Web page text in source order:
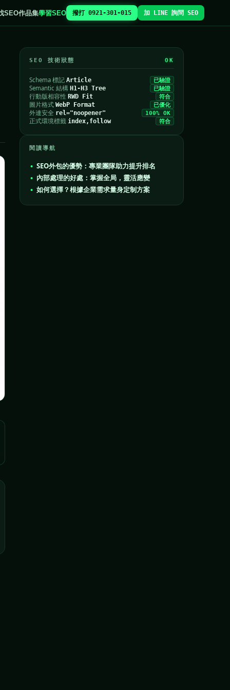
SEO作品集學習SEO 撥打 0921-301-015 加 LINE 詢問 SEO
SEO 技術狀態 OK
Schema 標記 Article 已驗證
Semantic 結構 H1-H3 Tree 已驗證
行動版相容性 RWD Fit 符合
圖片格式 WebP Format 已優化
外連安全 rel="noopener" 100% OK
正式環境標籤 index,follow 符合
閱讀導航
SEO外包的優勢：專業團隊助力提升排名
內部處理的好處：掌握全局，靈活應變
如何選擇？根據企業需求量身定制方案